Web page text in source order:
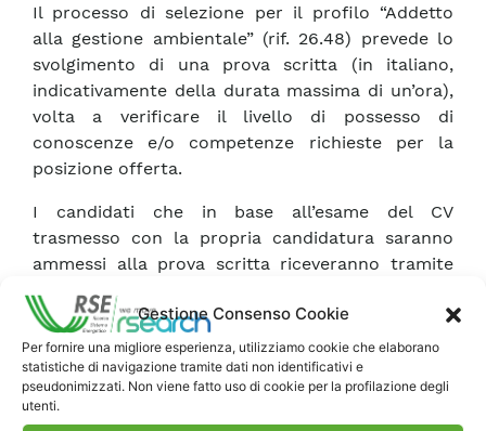
Gestione Consenso Cookie
Per fornire una migliore esperienza, utilizziamo cookie che elaborano
statistiche di navigazione tramite dati non identificativi e
pseudonimizzati. Non viene fatto uso di cookie per la profilazione degli
utenti.
Il processo di selezione per il profilo “Addetto
alla gestione ambientale” (rif. 26.48) prevede lo
svolgimento di una prova scritta (in italiano,
indicativamente della durata massima di un’ora),
volta a verificare il livello di possesso di
conoscenze e/o competenze richieste per la
posizione offerta.
I candidati che in base all’esame del CV
trasmesso con la propria candidatura saranno
ammessi alla prova scritta riceveranno tramite
mail, entro una settimana dalla chiusura del
bando, indicazioni relative alle specifiche
modalità di partecipazione e svolgimento della
prova, che sarà erogata a distanza su
piattaforma Moodle e-learning RSE. Ai candidati
ammessi a partecipare alla prova scritta potrà